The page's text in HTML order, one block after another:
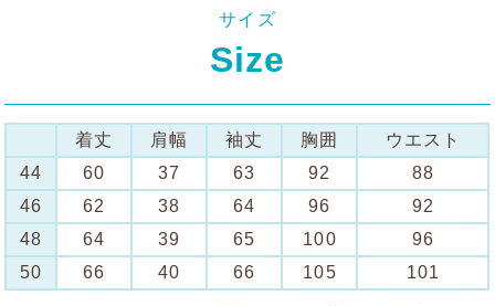
サイズ
Size
着丈 肩幅 袖丈 胸囲
ウエスト
44
60 37 63 92
88
46
62 38 64 96
92
48
64 39 65 100
96
50
66 40 66 105 101